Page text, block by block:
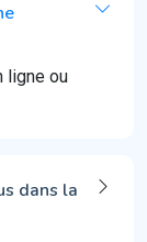
ligne ou
dans la